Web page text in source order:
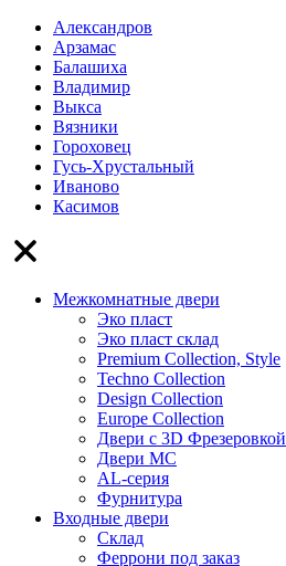
Александров
Арзамас
Балашиха
Владимир
Выкса
Вязники
Гороховец
Гусь-Хрустальный
Иваново
Касимов
Межкомнатные двери
Эко пласт
Эко пласт склад
Premium Collection, Style
Techno Collection
Design Collection
Europe Collection
Двери с 3D Фрезеровкой
Двери МС
AL-серия
Фурнитура
Входные двери
Склад
Феррони под заказ